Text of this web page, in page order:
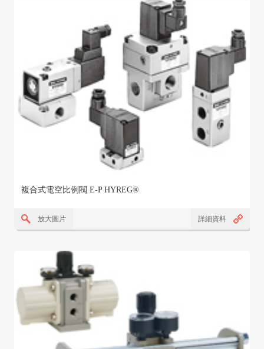
複合式電空比例閥 E-P HYREG®
放大圖片 詳細資料